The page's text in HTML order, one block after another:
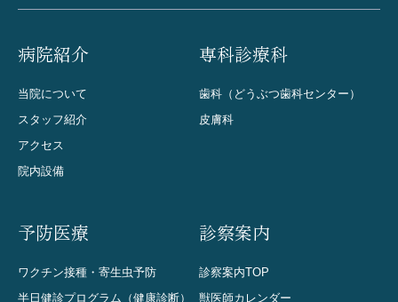
病院紹介
当院について
スタッフ紹介
アクセス
院内設備
専科診療科
歯科（どうぶつ歯科センター）
皮膚科
予防医療
ワクチン接種・寄生虫予防
半日健診プログラム（健康診断）
診察案内
診察案内TOP
獣医師カレンダー